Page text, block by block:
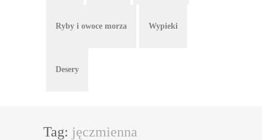
Ryby i owoce morza Wypieki
Desery
Tag: jęczmienna